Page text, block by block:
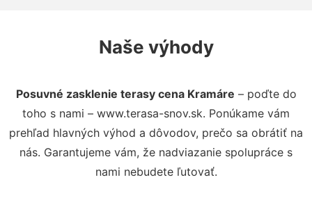
Naše výhody
Posuvné zasklenie terasy cena Kramáre – poďte do
toho s nami – www.terasa-snov.sk. Ponúkame vám
prehľad hlavných výhod a dôvodov, prečo sa obrátiť na
nás. Garantujeme vám, že nadviazanie spolupráce s
nami nebudete ľutovať.